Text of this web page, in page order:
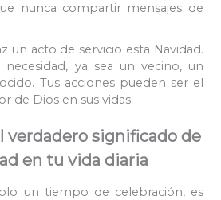
nunca compartir mensajes de
un acto de servicio esta Navidad.
ya sea un vecino, un
Tus acciones pueden ser el
de Dios en sus vidas.
verdadero significado de
en tu vida diaria
un tiempo de celebración, es